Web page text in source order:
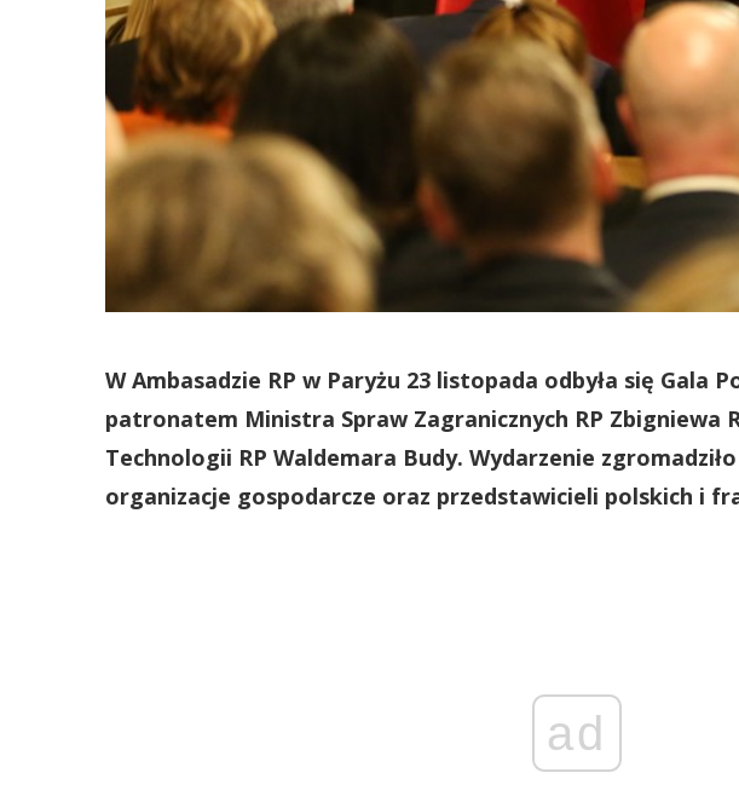
W Ambasadzie RP w Paryżu 23 listopada odbyła się Gala
patronatem Ministra Spraw Zagranicznych RP Zbigniewa